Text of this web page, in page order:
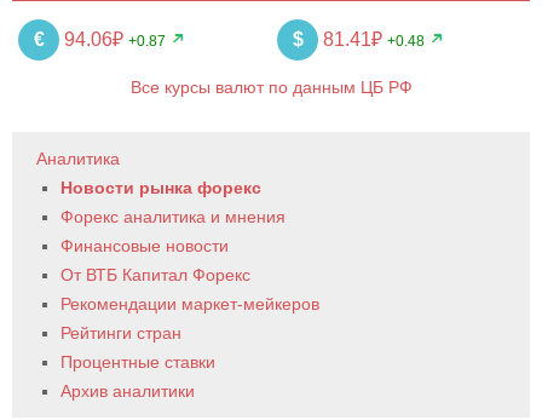
€ 94.06₽ +0.87 $ 81.41₽ +0.48
Все курсы валют по данным ЦБ РФ
Аналитика
Новости рынка форекс
Форекс аналитика и мнения
Финансовые новости
От ВТБ Капитал Форекс
Рекомендации маркет-мейкеров
Рейтинги стран
Процентные ставки
Архив аналитики